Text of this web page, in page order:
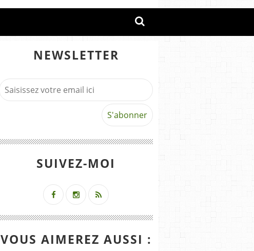
NEWSLETTER
SUIVEZ-MOI
VOUS AIMEREZ AUSSI :